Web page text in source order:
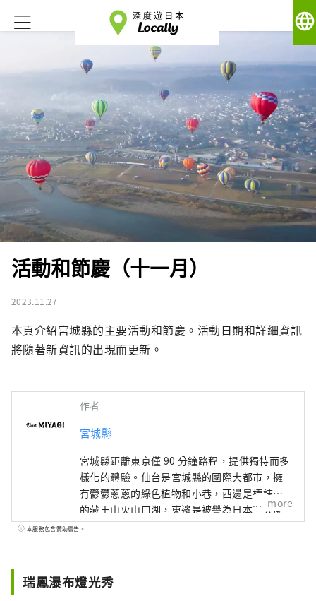
language
活動和節慶（十一月）
2023.11.27
本頁介紹宮城縣的主要活動和節慶。活動日期和詳細資訊
將隨著新資訊的出現而更新。
作者
宮城縣
宮城縣距離東京僅 90 分鐘路程，提供獨特而多
樣化的體驗。仙台是宮城縣的國際大都市，擁
有鬱鬱蔥蔥的綠色植物和小巷，西邊是標誌性
的藏王山火山口湖，東邊是被譽為日本三大風
景區之一的松島。宮城縣與東北地區其他縣的
的旅遊目的地完全不同。
more
本服務包含贊助廣告。
瑞鳳瀑布燈光秀